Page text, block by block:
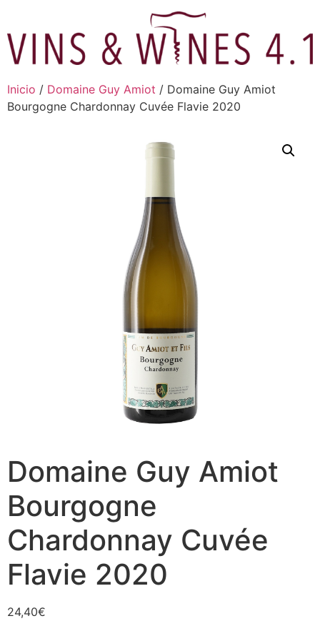
contenido
Inicio / Domaine Guy Amiot / Domaine Guy Amiot
Bourgogne Chardonnay Cuvée Flavie 2020
Domaine Guy Amiot
Bourgogne
Chardonnay Cuvée
Flavie 2020
24,40€